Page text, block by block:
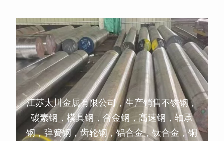
江苏太川金属有限公司，生产销售不锈钢，
碳素钢，模具钢，合金钢，高速钢，轴承
钢，弹簧钢，齿轮钢，铝合金，钛合金，铜